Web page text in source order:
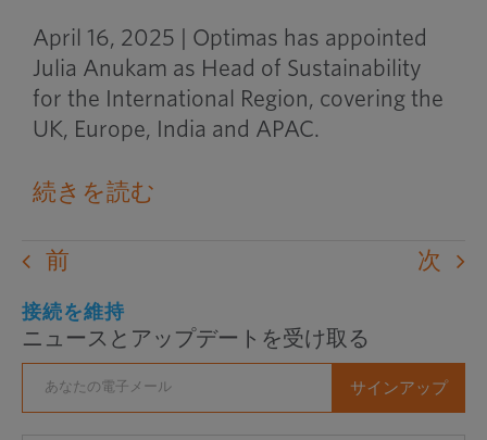
April 16, 2025 | Optimas has appointed
Julia Anukam as Head of Sustainability
for the International Region, covering the
UK, Europe, India and APAC.
続きを読む
前 次
接続を維持
ニュースとアップデートを受け取る